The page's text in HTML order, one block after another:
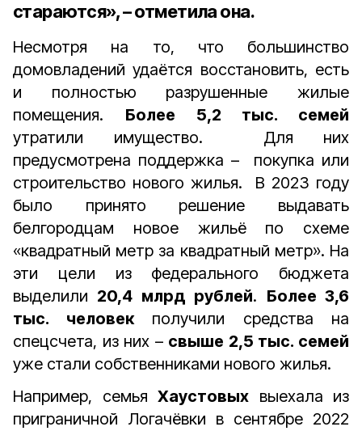
стараются», – отметила она.
Несмотря на то, что большинство
домовладений удаётся восстановить, есть
и полностью разрушенные жилые
помещения. Более 5,2 тыс. семей
утратили имущество. Для них
предусмотрена поддержка – покупка или
строительство нового жилья. В 2023 году
было принято решение выдавать
белгородцам новое жильё по схеме
«квадратный метр за квадратный метр». На
эти цели из федерального бюджета
выделили 20,4 млрд рублей. Более 3,6
тыс. человекполучили средства на
спецсчета, из них – свыше 2,5 тыс. семей
уже стали собственниками нового жилья.
Например, семья Хаустовых выехала из
приграничной Логачёвки в сентябре 2022